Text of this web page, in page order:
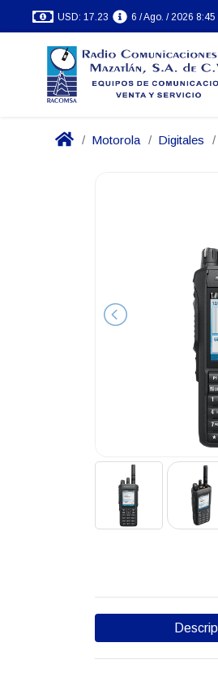
USD: 17.23 6 / Ago. / 2026 8:45
Motorola Digitales